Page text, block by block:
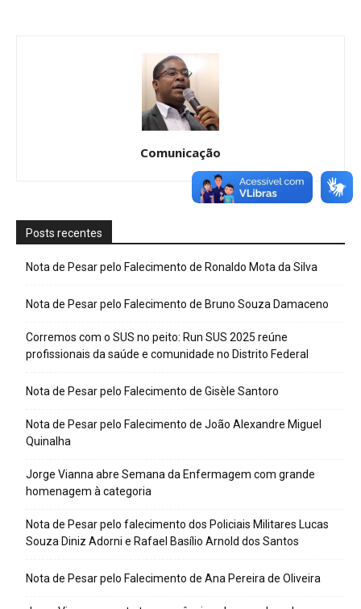
Comunicação
Posts recentes
Nota de Pesar pelo Falecimento de Ronaldo Mota da Silva
Nota de Pesar pelo Falecimento de Bruno Souza Damaceno
Corremos com o SUS no peito: Run SUS 2025 reúne
profissionais da saúde e comunidade no Distrito Federal
Nota de Pesar pelo Falecimento de Gisèle Santoro
Nota de Pesar pelo Falecimento de João Alexandre Miguel
Quinalha
Jorge Vianna abre Semana da Enfermagem com grande
homenagem à categoria
Nota de Pesar pelo falecimento dos Policiais Militares Lucas
Souza Diniz Adorni e Rafael Basílio Arnold dos Santos
Nota de Pesar pelo Falecimento de Ana Pereira de Oliveira